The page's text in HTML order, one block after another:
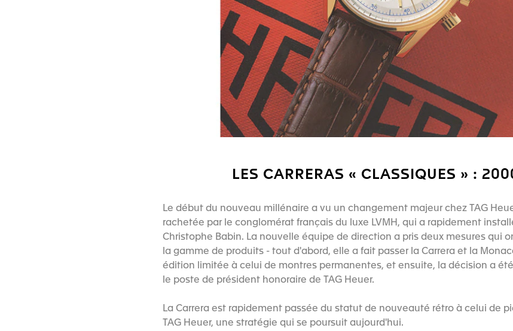
LES CARRERAS « CLASSIQUES » :
Le début du nouveau millénaire a vu un changement majeur chez TAG
rachetée par le conglomérat français du luxe LVMH, qui a rapidement
Christophe Babin. La nouvelle équipe de direction a pris deux mesures qui
la gamme de produits - tout d'abord, elle a fait passer la Carrera et la
édition limitée à celui de montres permanentes, et ensuite, la décision a
le poste de président honoraire de TAG Heuer.
La Carrera est rapidement passée du statut de nouveauté rétro à celui de
TAG Heuer, une stratégie qui se poursuit aujourd'hui.